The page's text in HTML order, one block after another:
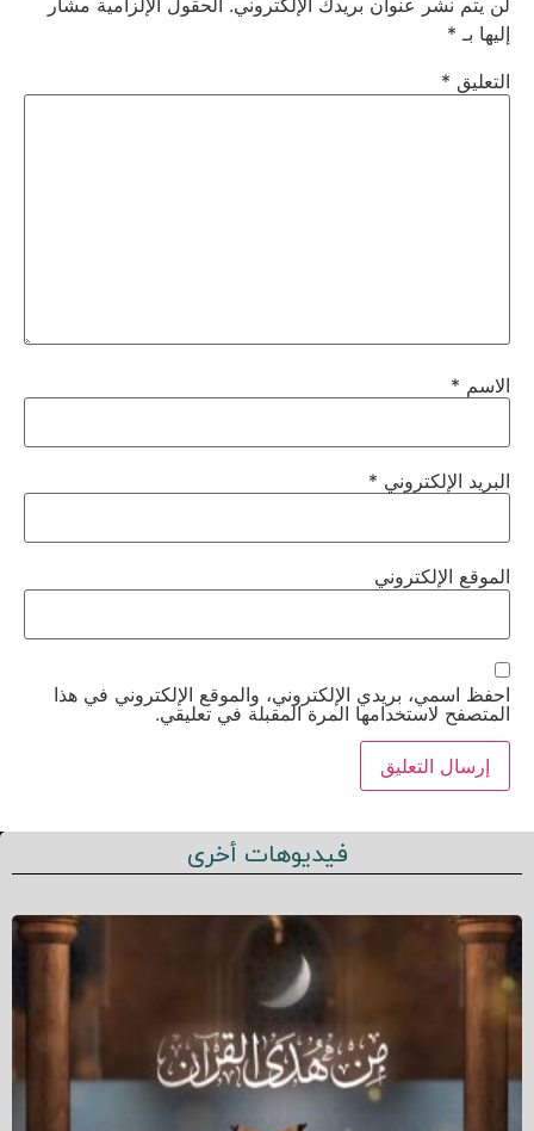
لن يتم نشر عنوان بريدك الإلكتروني. الحقول الإلزامية مشار
إليها بـ *
التعليق *
الاسم *
البريد الإلكتروني *
الموقع الإلكتروني
احفظ اسمي، بريدي الإلكتروني، والموقع الإلكتروني في هذا
المتصفح لاستخدامها المرة المقبلة في تعليقي.
فيديوهات أخرى